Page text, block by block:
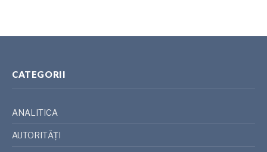
CATEGORII
ANALITICA
AUTORITĂȚI